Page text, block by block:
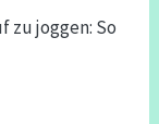
zu joggen: So